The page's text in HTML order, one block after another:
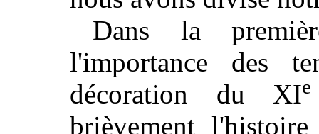
Dans la
l'importance des
décoration du XIe
brièvement